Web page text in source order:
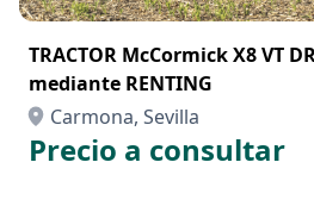
TRACTOR McCormick X8 VT
mediante RENTING
Carmona, Sevilla
Precio a consultar